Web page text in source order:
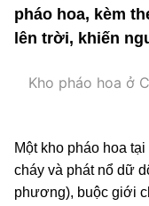
pháo hoa, kèm
lên trời, khiến
Kho pháo hoa ở
Một kho pháo hoa
cháy và phát nổ dữ
phương), buộc giới